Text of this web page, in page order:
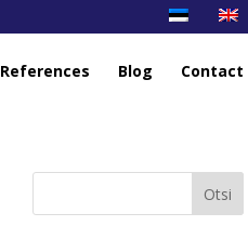
References Blog Contact